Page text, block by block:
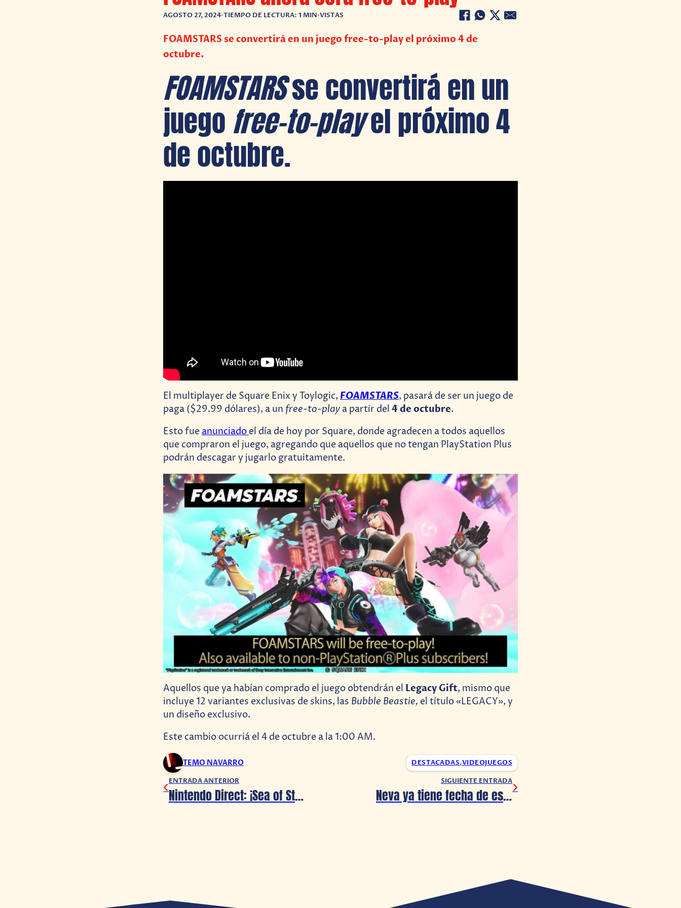
AGOSTO 27, 2024•TIEMPO DE LECTURA: 1 MIN•VISTAS
FOAMSTARS se convertirá en un juego free-to-play el próximo 4 de
octubre.
FOAMSTARSse convertirá en un
juego free-to-playel próximo 4
de octubre.
El multiplayer de Square Enix y Toylogic, FOAMSTARS, pasará de ser un juego de
paga ($29.99 dólares), a un free-to-play a partir del 4 de octubre.
Esto fue anunciado el día de hoy por Square, donde agradecen a todos aquellos
que compraron el juego, agregando que aquellos que no tengan PlayStation Plus
podrán descagar y jugarlo gratuitamente.
Aquellos que ya habían comprado el juego obtendrán el Legacy Gift, mismo que
incluye 12 variantes exclusivas de skins, las Bubble Beastie, el título «LEGACY», y
un diseño exclusivo.
Este cambio ocurriá el 4 de octubre a la 1:00 AM.
TEMO NAVARRO DESTACADAS,VIDEOJUEGOS
ENTRADA ANTERIOR
Nintendo Direct: ¡Sea of Stars anuncia su DLC gratuito!
SIGUIENTE ENTRADA
Neva ya tiene fecha de estreno